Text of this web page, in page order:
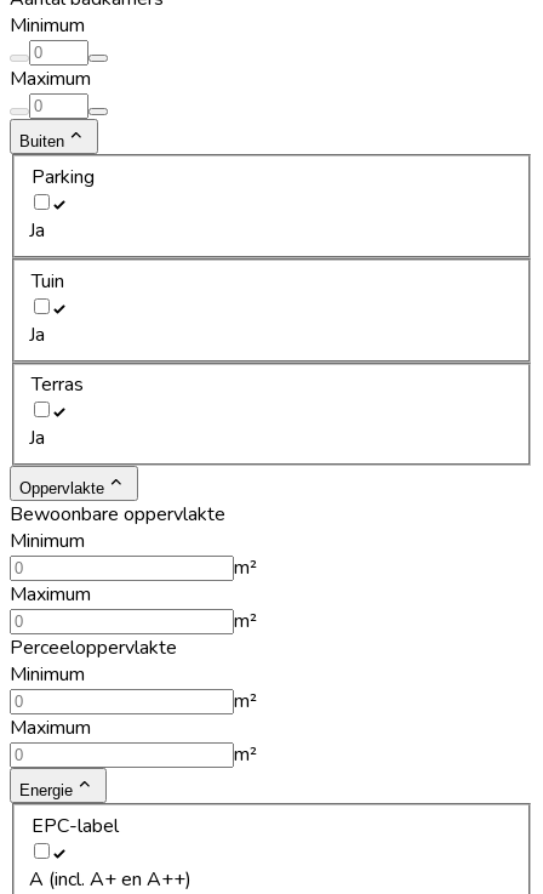
Minimum
Maximum
Buiten
Parking
Ja
Tuin
Ja
Terras
Ja
Oppervlakte
Bewoonbare oppervlakte
Minimum
m²
Maximum
m²
Perceeloppervlakte
Minimum
m²
Maximum
m²
Energie
EPC-label
A (incl. A+ en A++)